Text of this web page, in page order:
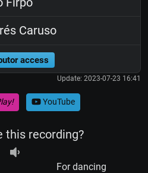
Caruso
access
Update: 2023-07-23 16:41
YouTube
this recording?
For dancing